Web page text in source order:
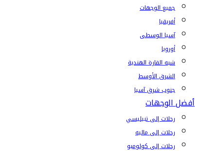
جميع الوجهات
أفريقيا
آسيا الوسطى
أوروبا
شبه القارة الهندية
الشرق الأوسط
جنوب شرق آسيا
أفضل الوجهات
رحلات إلى تبيليسي
رحلات إلى ماليه
رحلات إلى كولومبو